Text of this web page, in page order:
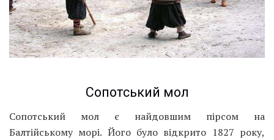
Сопотський мол
Сопотський мол є найдовшим пірсом на
Балтійському морі. Його було відкрито 1827 року,